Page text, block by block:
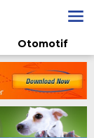
Otomotif